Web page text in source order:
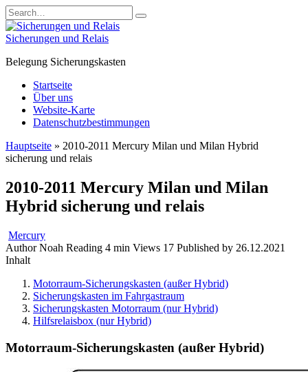
Skip
to
content
Search
for:
Sicherungen und Relais
Belegung Sicherungskasten
Startseite
Über uns
Website-Karte
Datenschutzbestimmungen
Hauptseite » 2010-2011 Mercury Milan und Milan Hybrid
sicherung und relais
2010-2011 Mercury Milan und Milan
Hybrid sicherung und relais
Mercury
Author Noah Reading 4 min Views 17 Published by 26.12.2021
Inhalt
Motorraum-Sicherungskasten (außer Hybrid)
Sicherungskasten im Fahrgastraum
Sicherungskasten Motorraum (nur Hybrid)
Hilfsrelaisbox (nur Hybrid)
Motorraum-Sicherungskasten (außer Hybrid)